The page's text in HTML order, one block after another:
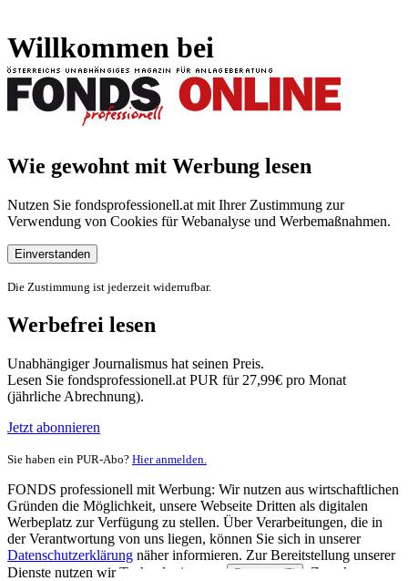
Willkommen bei
Wie gewohnt mit Werbung lesen
Nutzen Sie fondsprofessionell.at mit Ihrer Zustimmung zur
Verwendung von Cookies für Webanalyse und Werbemaßnahmen.
Einverstanden
Die Zustimmung ist jederzeit widerrufbar.
Werbefrei lesen
Unabhängiger Journalismus hat seinen Preis.
Lesen Sie fondsprofessionell.at PUR für 27,99€ pro Monat
(jährliche Abrechnung).
Jetzt abonnieren
Sie haben ein PUR-Abo? Hier anmelden.
FONDS professionell mit Werbung: Wir nutzen aus wirtschaftlichen
Gründen die Möglichkeit, unsere Webseite Dritten als digitalen
Werbeplatz zur Verfügung zu stellen. Über Verarbeitungen, die in
der Verantwortung von uns liegen, können Sie sich in unserer
Datenschutzerklärung näher informieren. Zur Bereitstellung unserer
Dienste nutzen wir Technologien von
Partnern (5)
. Zwecke: